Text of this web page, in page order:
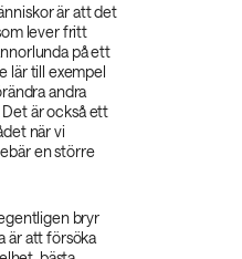
är att det
lever fritt
på ett
lär till exempel
andra
är också ett
när vi
en större
bryr
är att försöka